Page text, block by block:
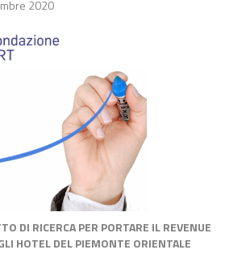
2020
DI RICERCA PER PORTARE IL REVENUE
HOTEL DEL PIEMONTE ORIENTALE